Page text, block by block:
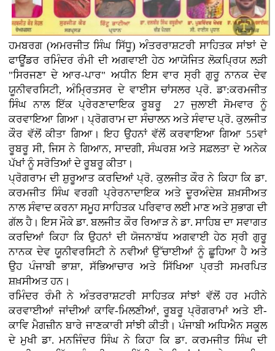
ਹਮਬਰਗ (ਅਮਰਜੀਤ ਸਿੰਘ ਸਿੱਧੂ) ਅੰਤਰਰਾਸ਼ਟਰੀ ਸਾਹਿਤਕ ਸਾਂਝਾਂ ਦੇ
ਫਾਊਂਡਰ ਰਮਿੰਦਰ ਰੰਮੀ ਦੀ ਅਗਵਾਈ ਹੇਠ ਆਯੋਜਿਤ ਲੋਕਪ੍ਰਿਯ ਲੜੀ
"ਸਿਰਜਣਾ ਦੇ ਆਰ-ਪਾਰ" ਅਧੀਨ ਇਸ ਵਾਰ ਸ੍ਰੀ ਗੁਰੂ ਨਾਨਕ ਦੇਵ
ਯੂਨੀਵਰਸਿਟੀ, ਅੰਮ੍ਰਿਤਸਰ ਦੇ ਵਾਈਸ ਚਾਂਸਲਰ ਪ੍ਰੋ. ਡਾ:ਕਰਮਜੀਤ
ਸਿੰਘ ਨਾਲ ਇੱਕ ਪ੍ਰੇਰਣਾਦਾਇਕ ਰੂਬਰੂ 27 ਜੁਲਾਈ ਸੋਮਵਾਰ ਨੂੰ
ਕਰਵਾਇਆ ਗਿਆ। ਪ੍ਰੋਗਰਾਮ ਦਾ ਸੰਚਾਲਨ ਅਤੇ ਸੰਵਾਦ ਪ੍ਰੋ. ਕੁਲਜੀਤ
ਕੌਰ ਵੱਲੋਂ ਕੀਤਾ ਗਿਆ। ਇਹ ਉਹਨਾਂ ਵੱਲੋਂ ਕਰਵਾਇਆ ਗਿਆ 55ਵਾਂ
ਰੂਬਰੂ ਸੀ, ਜਿਸ ਨੇ ਗਿਆਨ, ਸਾਦਗੀ, ਸੰਘਰਸ਼ ਅਤੇ ਸਫ਼ਲਤਾ ਦੇ ਅਨੇਕ
ਪੱਖਾਂ ਨੂੰ ਸਰੋਤਿਆਂ ਦੇ ਰੂਬਰੂ ਕੀਤਾ।
ਪ੍ਰੋਗਰਾਮ ਦੀ ਸ਼ੁਰੂਆਤ ਕਰਦਿਆਂ ਪ੍ਰੋ. ਕੁਲਜੀਤ ਕੌਰ ਨੇ ਕਿਹਾ ਕਿ ਡਾ.
ਕਰਮਜੀਤ ਸਿੰਘ ਵਰਗੀ ਪ੍ਰੇਰਨਾਦਾਇਕ ਅਤੇ ਦੂਰਅੰਦੇਸ਼ ਸ਼ਖ਼ਸੀਅਤ
ਨਾਲ ਸੰਵਾਦ ਕਰਨਾ ਸਮੂਹ ਸਾਹਿਤਕ ਪਰਿਵਾਰ ਲਈ ਮਾਣ ਅਤੇ ਸੁਭਾਗ ਦੀ
ਗੱਲ ਹੈ। ਇਸ ਮੌਕੇ ਡਾ. ਬਲਜੀਤ ਕੌਰ ਰਿਆੜ ਨੇ ਡਾ. ਸਾਹਿਬ ਦਾ ਸਵਾਗਤ
ਕਰਦਿਆਂ ਕਿਹਾ ਕਿ ਉਹਨਾਂ ਦੀ ਯੋਜਨਾਬੱਧ ਅਗਵਾਈ ਹੇਠ ਸ੍ਰੀ ਗੁਰੂ
ਨਾਨਕ ਦੇਵ ਯੂਨੀਵਰਸਿਟੀ ਨੇ ਨਵੀਆਂ ਉੱਚਾਈਆਂ ਨੂੰ ਛੂਹਿਆ ਹੈ ਅਤੇ
ਉਹ ਪੰਜਾਬੀ ਭਾਸ਼ਾ, ਸੱਭਿਆਚਾਰ ਅਤੇ ਸਿੱਖਿਆ ਪ੍ਰਤੀ ਸਮਰਪਿਤ
ਸ਼ਖ਼ਸੀਅਤ ਹਨ।
ਰਮਿੰਦਰ ਰੰਮੀ ਨੇ ਅੰਤਰਰਾਸ਼ਟਰੀ ਸਾਹਿਤਕ ਸਾਂਝਾਂ ਵੱਲੋਂ ਹਰ ਮਹੀਨੇ
ਕਰਵਾਈਆਂ ਜਾਂਦੀਆਂ ਕਾਵਿ-ਮਿਲਣੀਆਂ, ਰੂਬਰੂ ਪ੍ਰੋਗਰਾਮਾਂ ਅਤੇ ਈ-
ਕਾਵਿ ਮੈਗਜ਼ੀਨ ਬਾਰੇ ਜਾਣਕਾਰੀ ਸਾਂਝੀ ਕੀਤੀ। ਪੰਜਾਬੀ ਅਧਿਐਨ ਸਕੂਲ
ਦੇ ਮੁਖੀ ਡਾ. ਮਨਜਿੰਦਰ ਸਿੰਘ ਨੇ ਕਿਹਾ ਕਿ ਡਾ. ਕਰਮਜੀਤ ਸਿੰਘ ਦੀ